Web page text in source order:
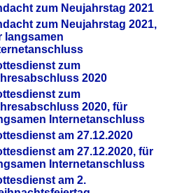
zum Neujahrstag 2021
zum Neujahrstag 2021,
langsamen
zum
2020
zum
2020, für
Internetanschluss
am 27.12.2020
am 27.12.2020, für
Internetanschluss
am 2.